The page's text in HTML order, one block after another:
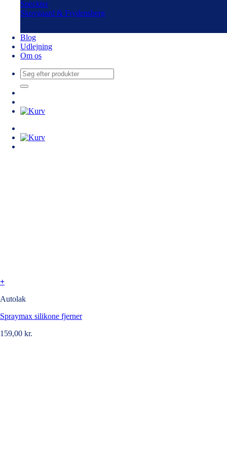
Speckter
Skovgaard & Frydensberg
Blog
Udlejning
Om os
Søg
efter:
+
Autolak
Spraymax silikone fjerner
159,00 kr.